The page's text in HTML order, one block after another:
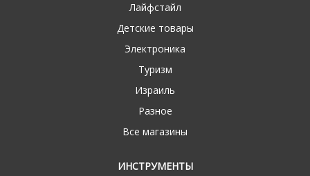
Лайфстайл
Детские товары
Электроника
Туризм
Израиль
Разное
Все магазины
ИНСТРУМЕНТЫ